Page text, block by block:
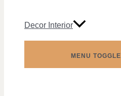
Decor Interior
MENU TOGGLE